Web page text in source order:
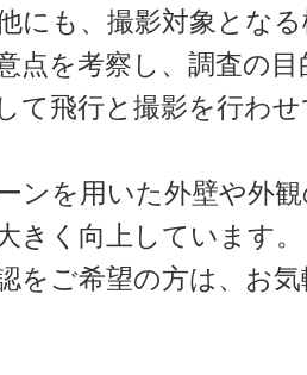
にも、撮影対象とな
点を考察し、調査の
て飛行と撮影を行わせ
ンを用いた外壁や外
きく向上しています
をご希望の方は、お